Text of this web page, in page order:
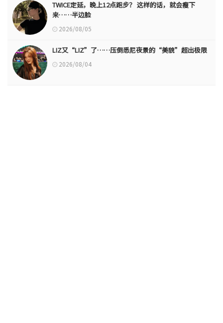
TWICE定延，晚上12点跑步？ 这样的话，就会瘦下
来……半边脸
2026/08/05
LIZ又“LIZ”了……压倒悉尼夜景的“美貌”超出极限
2026/08/04